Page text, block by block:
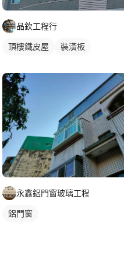
品欽工程行
頂樓鐵皮屋 裝潢板
永鑫鋁門窗玻璃工程
鋁門窗